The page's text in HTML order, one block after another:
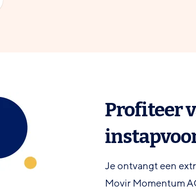
Profiteer
Je ontvangt een
Movir Momentum